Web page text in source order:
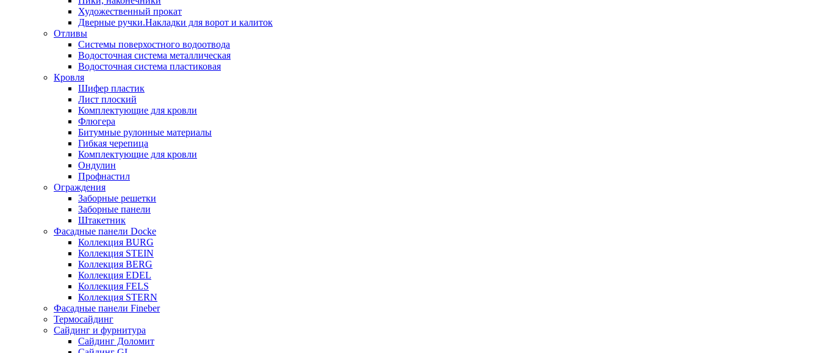
Художественный прокат
Дверные ручки.Накладки для ворот и калиток
Отливы
Системы поверхостного водоотвода
Водосточная система металлическая
Водосточная система пластиковая
Кровля
Шифер пластик
Лист плоский
Комплектующие для кровли
Флюгера
Битумные рулонные материалы
Гибкая черепица
Комплектующие для кровли
Ондулин
Профнастил
Ограждения
Заборные решетки
Заборные панели
Штакетник
Фасадные панели Docke
Коллекция BURG
Коллекция STEIN
Коллекция BERG
Коллекция EDEL
Коллекция FELS
Коллекция STERN
Фасадные панели Fineber
Термосайдинг
Сайдинг и фурнитура
Сайдинг Доломит